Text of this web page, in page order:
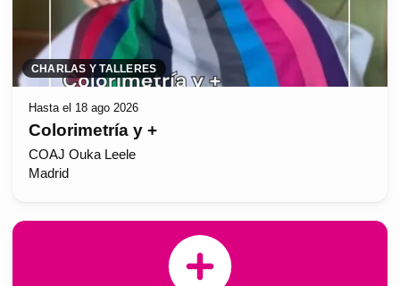
CHARLAS Y TALLERES
Hasta el 18 ago 2026
Colorimetría y +
COAJ Ouka Leele
Madrid